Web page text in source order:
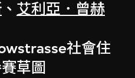
、 艾利亞．曾赫
社會住
草圖